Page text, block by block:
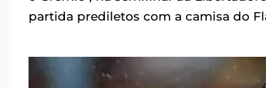
partida prediletos com a camisa do